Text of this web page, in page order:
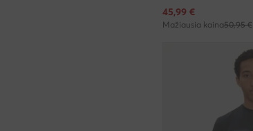
Dabartinė kaina
45,99 €
Mažiausia kaina50,95 €